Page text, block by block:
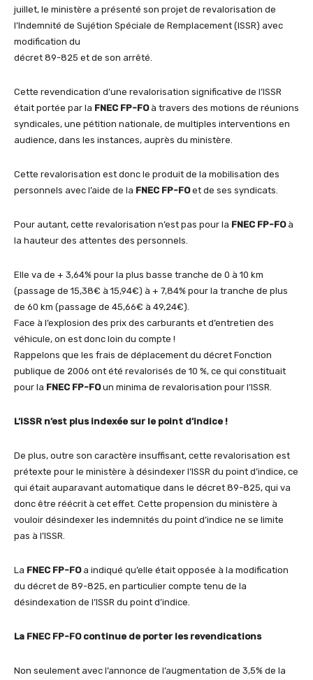
juillet, le ministère a présenté son projet de revalorisation de
l’Indemnité de Sujétion Spéciale de Remplacement (ISSR) avec
modification du
décret 89-825 et de son arrêté.
Cette revendication d’une revalorisation significative de l’ISSR
était portée par la FNEC FP-FOà travers des motions de réunions
syndicales, une pétition nationale, de multiples interventions en
audience, dans les instances, auprès du ministère.
Cette revalorisation est donc le produit de la mobilisation des
personnels avec l’aide de la FNEC FP-FOet de ses syndicats.
Pour autant, cette revalorisation n’est pas pour la FNEC FP-FOà
la hauteur des attentes des personnels.
Elle va de + 3,64% pour la plus basse tranche de 0 à 10 km
(passage de 15,38€ à 15,94€) à + 7,84% pour la tranche de plus
de 60 km (passage de 45,66€ à 49,24€).
Face à l’explosion des prix des carburants et d’entretien des
véhicule, on est donc loin du compte !
Rappelons que les frais de déplacement du décret Fonction
publique de 2006 ont été revalorisés de 10 %, ce qui constituait
pour la FNEC FP-FOun minima de revalorisation pour l’ISSR.
L’ISSR n’est plus indexée sur le point d’indice !
De plus, outre son caractère insuffisant, cette revalorisation est
prétexte pour le ministère à désindexer l’ISSR du point d’indice, ce
qui était auparavant automatique dans le décret 89-825, qui va
donc être réécrit à cet effet. Cette propension du ministère à
vouloir désindexer les indemnités du point d’indice ne se limite
pas à l’ISSR.
La FNEC FP-FOa indiqué qu’elle était opposée à la modification
du décret de 89-825, en particulier compte tenu de la
désindexation de l’ISSR du point d’indice.
La FNEC FP-FO continue de porter les revendications
Non seulement avec l’annonce de l’augmentation de 3,5% de la